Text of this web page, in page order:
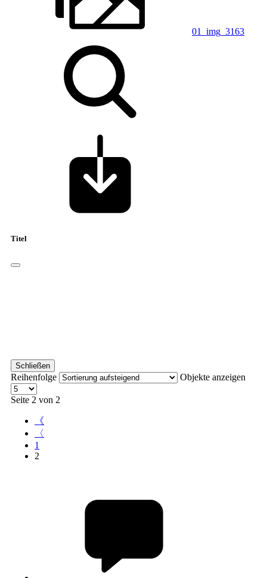
01_img_3163
Titel
Schließen
Reihenfolge Objekte anzeigen
Seite 2 von 2
《
〈
1
2